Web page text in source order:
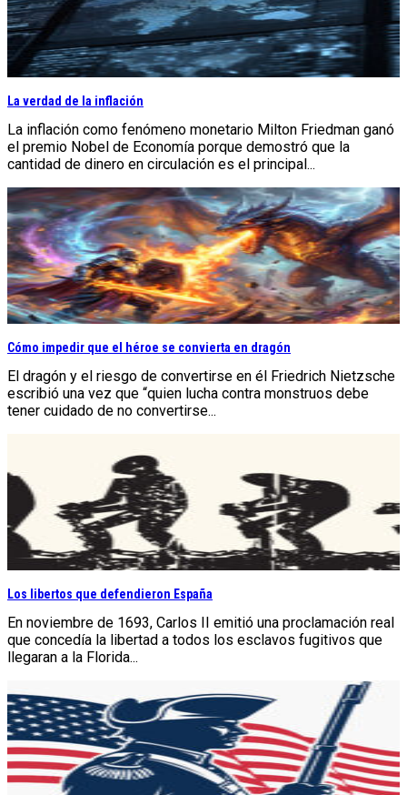
La verdad de la inflación
La inflación como fenómeno monetario Milton Friedman ganó
el premio Nobel de Economía porque demostró que la
cantidad de dinero en circulación es el principal...
Cómo impedir que el héroe se convierta en dragón
El dragón y el riesgo de convertirse en él Friedrich Nietzsche
escribió una vez que “quien lucha contra monstruos debe
tener cuidado de no convertirse...
Los libertos que defendieron España
En noviembre de 1693, Carlos II emitió una proclamación real
que concedía la libertad a todos los esclavos fugitivos que
llegaran a la Florida...